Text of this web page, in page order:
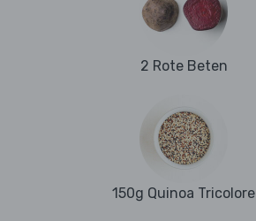
2 Rote Beten
150g Quinoa Tricolore